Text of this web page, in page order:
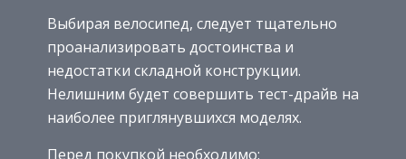
Выбирая велосипед, следует тщательно
проанализировать достоинства и
недостатки складной конструкции.
Нелишним будет совершить тест-драйв на
наиболее приглянувшихся моделях.
Перед покупкой необходимо: